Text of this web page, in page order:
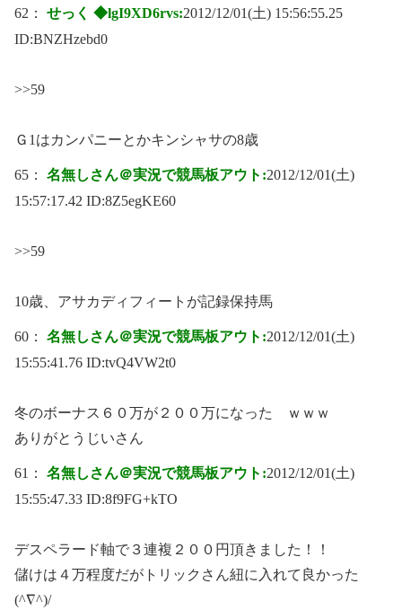
62： せっく ◆lgI9XD6rvs:2012/12/01(土) 15:56:55.25
ID:BNZHzebd0
>>59
Ｇ1はカンパニーとかキンシャサの8歳
65： 名無しさん＠実況で競馬板アウト:2012/12/01(土)
15:57:17.42 ID:8Z5egKE60
>>59
10歳、アサカディフィートが記録保持馬
60： 名無しさん＠実況で競馬板アウト:2012/12/01(土)
15:55:41.76 ID:tvQ4VW2t0
冬のボーナス６０万が２００万になった ｗｗｗ
ありがとうじいさん
61： 名無しさん＠実況で競馬板アウト:2012/12/01(土)
15:55:47.33 ID:8f9FG+kTO
デスペラード軸で３連複２００円頂きました！！
儲けは４万程度だがトリックさん紐に入れて良かった
(^∇^)/